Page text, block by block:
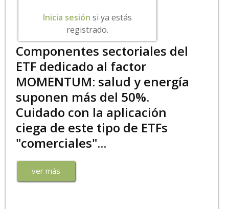
Inicia sesión si ya estás
registrado.
Componentes sectoriales del
ETF dedicado al factor
MOMENTUM: salud y energía
suponen más del 50%.
Cuidado con la aplicación
ciega de este tipo de ETFs
"comerciales"...
ver más